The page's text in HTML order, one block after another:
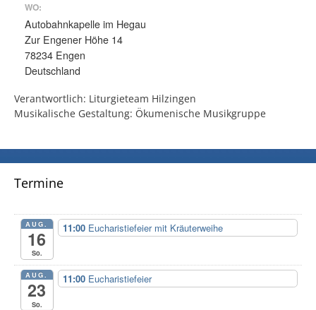
WO:
Autobahnkapelle im Hegau
Zur Engener Höhe 14
78234 Engen
Deutschland
Verantwortlich: Liturgieteam Hilzingen
Musikalische Gestaltung: Ökumenische Musikgruppe
Termine
AUG.
16
So.
11:00 Eucharistiefeier mit Kräuterweihe
AUG.
23
So.
11:00 Eucharistiefeier